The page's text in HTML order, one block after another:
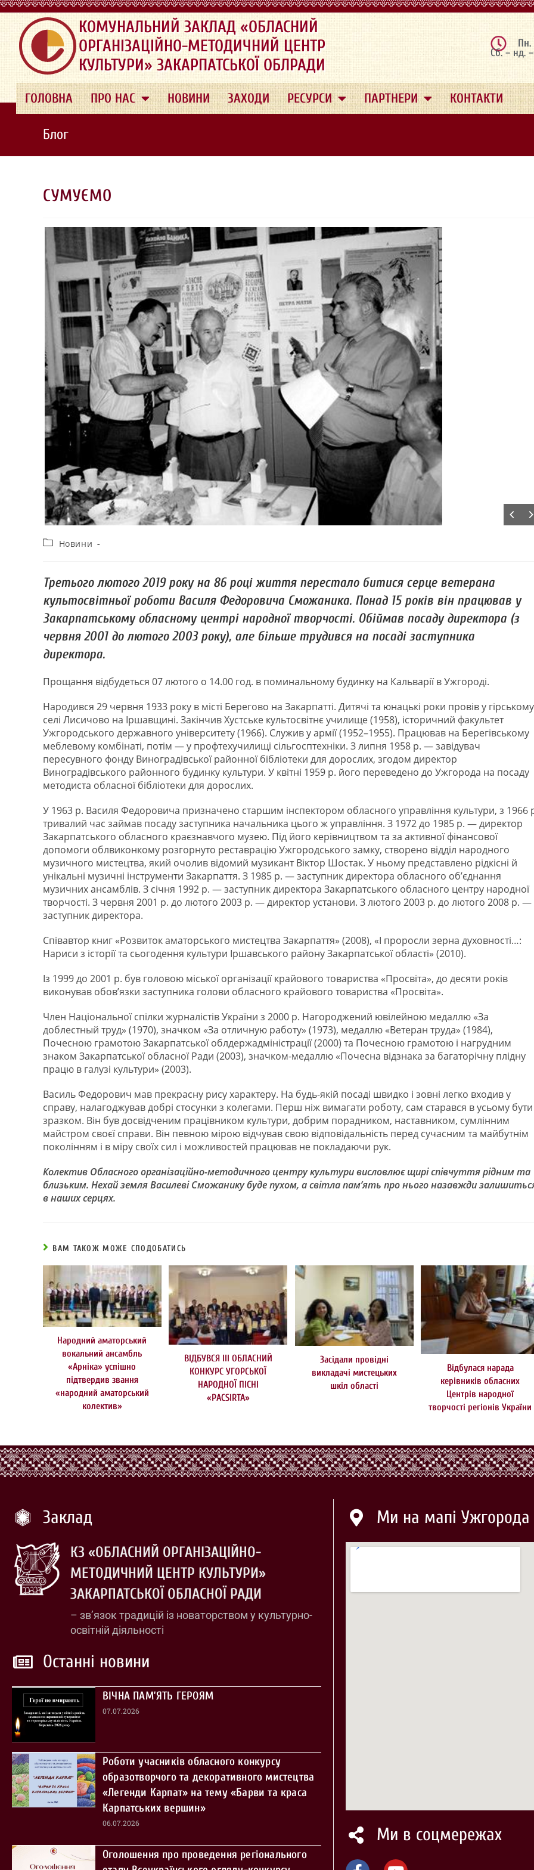
.
КОМУНАЛЬНИЙ ЗАКЛАД «ОБЛАСНИЙ
ОРГАНІЗАЦІЙНО-МЕТОДИЧНИЙ ЦЕНТР
КУЛЬТУРИ» ЗАКАРПАТСЬКОЇ ОБЛРАДИ
Пн.
Сб. – нд. –
ГОЛОВНА ПРО НАС НОВИНИ ЗАХОДИ РЕСУРСИ ПАРТНЕРИ КОНТАКТИ
Блог
СУМУЄМО
Новини
Третього лютого 2019 року на 86 році життя перестало битися серце ветерана
культосвітньої роботи Василя Федоровича Сможаника. Понад 15 років він працював у
Закарпатському обласному центрі народної творчості. Обіймав посаду директора (з
червня 2001 до лютого 2003 року), але більше трудився на посаді заступника
директора.
Прощання відбудеться 07 лютого о 14.00 год. в поминальному будинку на Кальварії в Ужгороді.
Народився 29 червня 1933 року в місті Берегово на Закарпатті. Дитячі та юнацькі роки провів у гірському
селі Лисичово на Іршавщині. Закінчив Хустське культосвітнє училище (1958), історичний факультет
Ужгородського державного університету (1966). Служив у армії (1952–1955). Працював на Берегівському
меблевому комбінаті, потім ― у профтехучилищі сільгосптехніки. З липня 1958 р. ― завідувач
пересувного фонду Виноградівської районної бібліотеки для дорослих, згодом директор
Виноградівського районного будинку культури. У квітні 1959 р. його переведено до Ужгорода на посаду
методиста обласної бібліотеки для дорослих.
У 1963 р. Василя Федоровича призначено старшим інспектором обласного управління культури, з 1966
тривалий час займав посаду заступника начальника цього ж управління. З 1972 до 1985 р. ― директор
Закарпатського обласного краєзнавчого музею. Під його керівництвом та за активної фінансової
допомоги облвиконкому розгорнуто реставрацію Ужгородського замку, створено відділ народного
музичного мистецтва, який очолив відомий музикант Віктор Шостак. У ньому представлено рідкісні й
унікальні музичні інструменти Закарпаття. З 1985 р. — заступник директора обласного об’єднання
музичних ансамблів. З січня 1992 р. ― заступник директора Закарпатського обласного центру народної
творчості. З червня 2001 р. до лютого 2003 р. ― директор установи. З лютого 2003 р. до лютого 2008 р. ―
заступник директора.
Співавтор книг «Розвиток аматорського мистецтва Закарпаття» (2008), «І проросли зерна духовності…:
Нариси з історії та сьогодення культури Іршавського району Закарпатської області» (2010).
Із 1999 до 2001 р. був головою міської організації крайового товариства «Просвіта», до десяти років
виконував обов’язки заступника голови обласного крайового товариства «Просвіта».
Член Національної спілки журналістів України з 2000 р. Нагороджений ювілейною медаллю «За
доблестный труд» (1970), значком «За отличную работу» (1973), медаллю «Ветеран труда» (1984),
Почесною грамотою Закарпатської облдержадміністрації (2000) та Почесною грамотою і нагрудним
знаком Закарпатської обласної Ради (2003), значком-медаллю «Почесна відзнака за багаторічну плідну
працю в галузі культури» (2003).
Василь Федорович мав прекрасну рису характеру. На будь-якій посаді швидко і зовні легко входив у
справу, налагоджував добрі стосунки з колегами. Перш ніж вимагати роботу, сам старався в усьому бути
зразком. Він був досвідченим працівником культури, добрим порадником, наставником, сумлінним
майстром своєї справи. Він певною мірою відчував свою відповідальність перед сучасним та майбутнім
поколінням і в міру своїх сил і можливостей працював не покладаючи рук.
Колектив Обласного організаційно-методичного центру культури висловлює щирі співчуття рідним та
близьким. Нехай земля Василеві Сможанику буде пухом, а світла пам’ять про нього назавжди
в наших серцях.
ВАМ ТАКОЖ МОЖЕ СПОДОБАТИСЬ
Народний аматорський
вокальний ансамбль
«Арніка» успішно
підтвердив звання
«народний аматорський
колектив»
ВІДБУВСЯ ІІІ ОБЛАСНИЙ
КОНКУРС УГОРСЬКОЇ
НАРОДНОЇ ПІСНІ
«РACSIRTA»
Засідали провідні
викладачі мистецьких
шкіл області
Відбулася нарада
керівників обласних
Центрів народної
творчості регіонів України
Заклад
КЗ «ОБЛАСНИЙ ОРГАНІЗАЦІЙНО-
МЕТОДИЧНИЙ ЦЕНТР КУЛЬТУРИ»
ЗАКАРПАТСЬКОЇ ОБЛАСНОЇ РАДИ
– зв’язок традицій із новаторством у культурно-
освітній діяльності
Останні новини
ВІЧНА ПАМ’ЯТЬ ГЕРОЯМ
07.07.2026
Роботи учасників обласного конкурсу
образотворчого та декоративного мистецтва
«Легенди Карпат» на тему «Барви та краса
Карпатських вершин»
06.07.2026
Оголошення про проведення регіонального
Ми на мапі Ужгорода
Ми в соцмережах